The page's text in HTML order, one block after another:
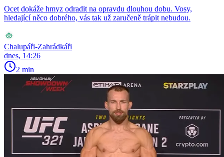
Ocet dokáže hmyz odradit na opravdu dlouhou dobu. Vosy,
hledající něco dobrého, vás tak už zaručeně trápit nebudou.
Chalupáři-Zahrádkáři
dnes, 14:26
2 min